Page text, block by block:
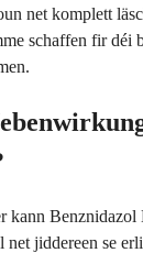
net komplett
schaffen fir déi
kann Benznidazol
net jiddereen se